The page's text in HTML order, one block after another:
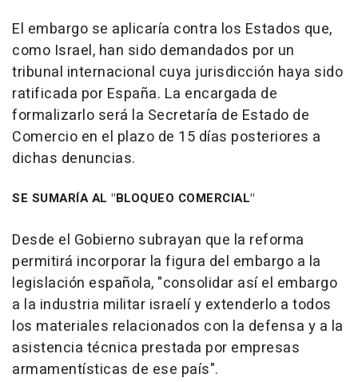
El embargo se aplicaría contra los Estados que,
como Israel, han sido demandados por un
tribunal internacional cuya jurisdicción haya sido
ratificada por España. La encargada de
formalizarlo será la Secretaría de Estado de
Comercio en el plazo de 15 días posteriores a
dichas denuncias.
SE SUMARÍA AL "BLOQUEO COMERCIAL"
Desde el Gobierno subrayan que la reforma
permitirá incorporar la figura del embargo a la
legislación española, "consolidar así el embargo
a la industria militar israelí y extenderlo a todos
los materiales relacionados con la defensa y a la
asistencia técnica prestada por empresas
armamentísticas de ese país".